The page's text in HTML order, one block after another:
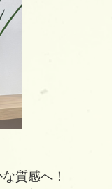
質感へ！